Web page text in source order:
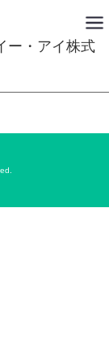
ー・アイ株式